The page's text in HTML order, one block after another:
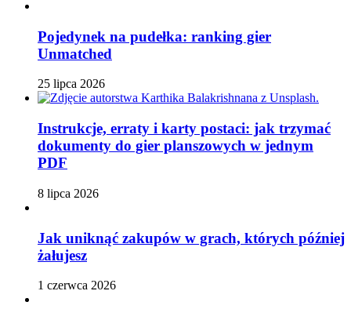
Pojedynek na pudełka: ranking gier
Unmatched
25 lipca 2026
Instrukcje, erraty i karty postaci: jak trzymać
dokumenty do gier planszowych w jednym
PDF
8 lipca 2026
Jak uniknąć zakupów w grach, których później
żałujesz
1 czerwca 2026